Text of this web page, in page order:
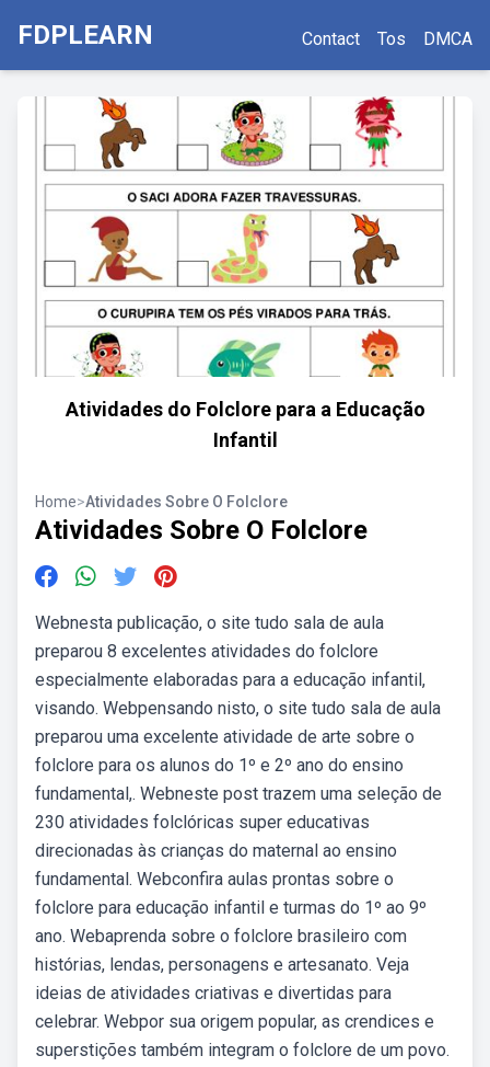
FDPLEARN Contact Tos DMCA
Atividades do Folclore para a Educação
Infantil
Home>Atividades Sobre O Folclore
Atividades Sobre O Folclore
Webnesta publicação, o site tudo sala de aula
preparou 8 excelentes atividades do folclore
especialmente elaboradas para a educação infantil,
visando. Webpensando nisto, o site tudo sala de aula
preparou uma excelente atividade de arte sobre o
folclore para os alunos do 1º e 2º ano do ensino
fundamental,. Webneste post trazem uma seleção de
230 atividades folclóricas super educativas
direcionadas às crianças do maternal ao ensino
fundamental. Webconfira aulas prontas sobre o
folclore para educação infantil e turmas do 1º ao 9º
ano. Webaprenda sobre o folclore brasileiro com
histórias, lendas, personagens e artesanato. Veja
ideias de atividades criativas e divertidas para
celebrar. Webpor sua origem popular, as crendices e
superstições também integram o folclore de um povo.